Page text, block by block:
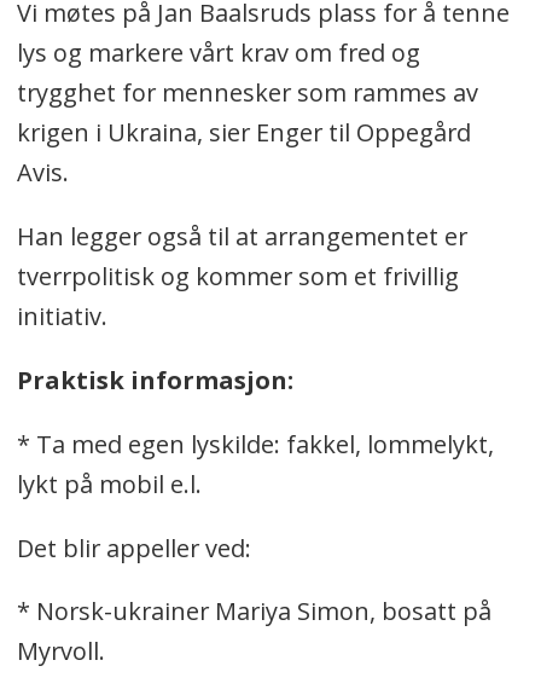
Vi møtes på Jan Baalsruds plass for å tenne
lys og markere vårt krav om fred og
trygghet for mennesker som rammes av
krigen i Ukraina, sier Enger til Oppegård
Avis.
Han legger også til at arrangementet er
tverrpolitisk og kommer som et frivillig
initiativ.
Praktisk informasjon:
* Ta med egen lyskilde: fakkel, lommelykt,
lykt på mobil e.l.
Det blir appeller ved:
* Norsk-ukrainer Mariya Simon, bosatt på
Myrvoll.